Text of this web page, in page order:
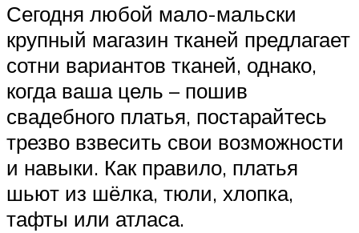
Сегодня любой мало-мальски
крупный магазин тканей предлагает
сотни вариантов тканей, однако,
когда ваша цель – пошив
свадебного платья, постарайтесь
трезво взвесить свои возможности
и навыки. Как правило, платья
шьют из шёлка, тюли, хлопка,
тафты или атласа.